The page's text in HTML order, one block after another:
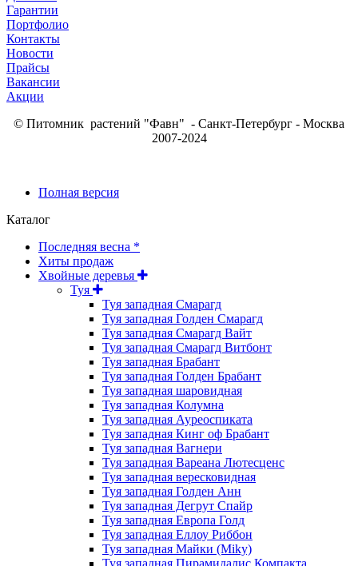
Гарантии
Портфолио
Контакты
Новости
Прайсы
Вакансии
Акции
© Питомник растений "Фавн" - Санкт-Петербург - Москва
2007-2024
Полная версия
Каталог
Последняя весна *
Хиты продаж
Хвойные деревья
Туя
Туя западная Смарагд
Туя западная Голден Смарагд
Туя западная Смарагд Вайт
Туя западная Смарагд Витбонт
Туя западная Брабант
Туя западная Голден Брабант
Туя западная шаровидная
Туя западная Колумна
Туя западная Ауреоспиката
Туя западная Кинг оф Брабант
Туя западная Вагнери
Туя западная Вареана Лютесценс
Туя западная вересковидная
Туя западная Голден Анн
Туя западная Дегрут Спайр
Туя западная Европа Голд
Туя западная Еллоу Риббон
Туя западная Майки (Miky)
Туя западная Пирамидалис Компакта